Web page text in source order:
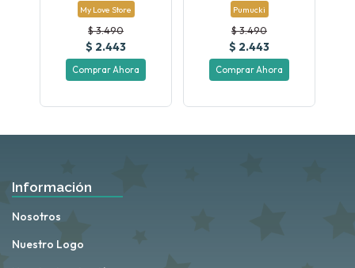
My Love Store
$ 3.490
$ 2.443
Comprar Ahora
Pumucki
$ 3.490
$ 2.443
Comprar Ahora
Información
Nosotros
Nuestro Logo